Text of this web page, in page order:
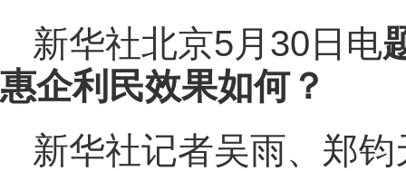
新华社北京5月30日电
惠企利民效果如何？
新华社记者吴雨、郑